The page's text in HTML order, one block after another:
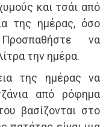
και τσάι από
της ημέρας, όσο
να
την ημέρα.
της ημέρας να
από ρόφημα
βασίζονται στο